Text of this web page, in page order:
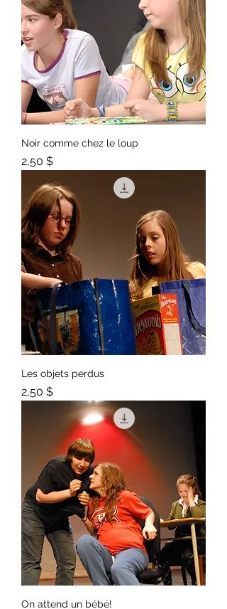
Noir comme chez le loup
Prix
2,50 $
Les objets perdus
Prix
2,50 $
On attend un bébé!